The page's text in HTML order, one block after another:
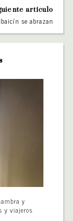
artículo
se abrazan
y
y viajeros